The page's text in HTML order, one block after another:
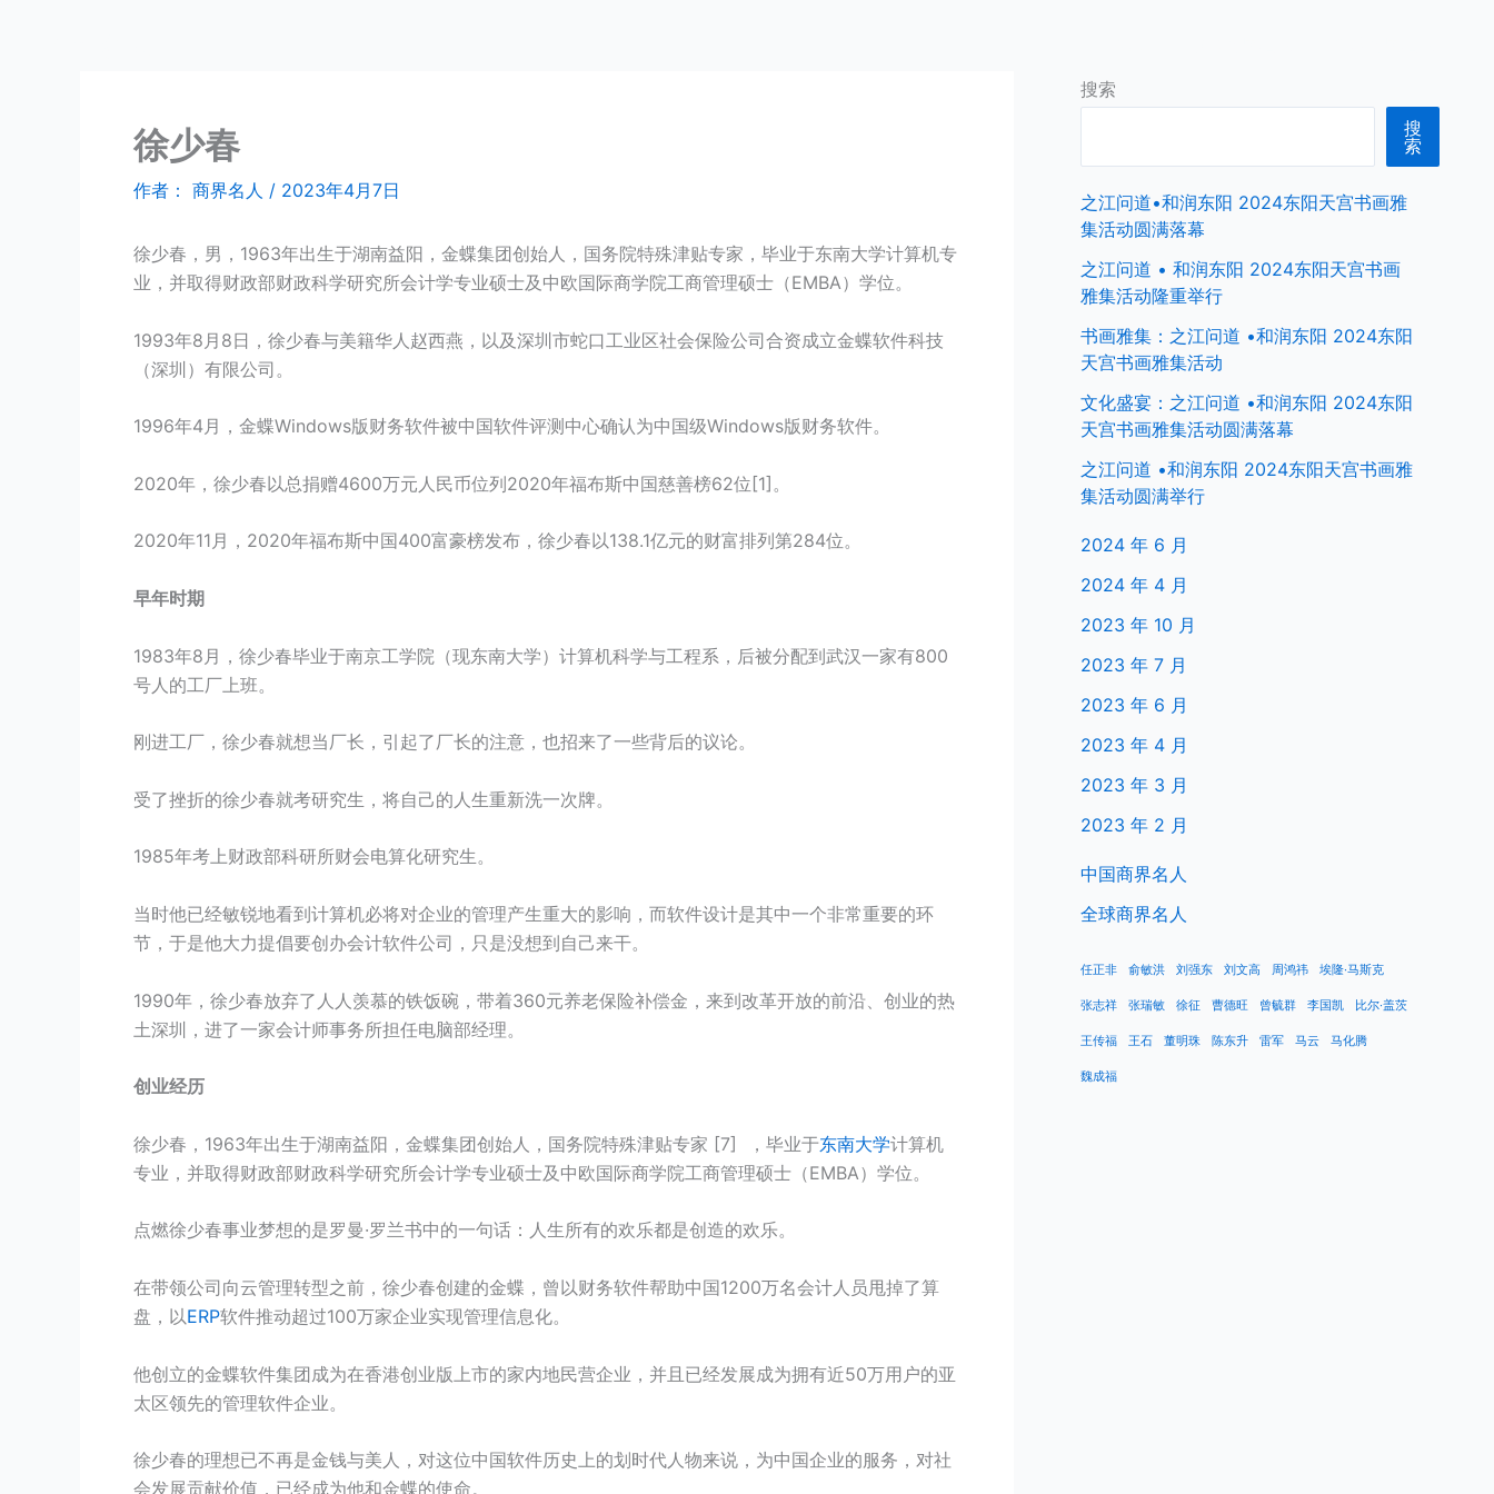
徐少春
作者： 商界名人 / 2023年4月7日
徐少春，男，1963年出生于湖南益阳，金蝶集团创始人，国务院特殊津贴专家，毕业于东南大学计算机专
业，并取得财政部财政科学研究所会计学专业硕士及中欧国际商学院工商管理硕士（EMBA）学位。
1993年8月8日，徐少春与美籍华人赵西燕，以及深圳市蛇口工业区社会保险公司合资成立金蝶软件科技
（深圳）有限公司。
1996年4月，金蝶Windows版财务软件被中国软件评测中心确认为中国级Windows版财务软件。
2020年，徐少春以总捐赠4600万元人民币位列2020年福布斯中国慈善榜62位[1]。
2020年11月，2020年福布斯中国400富豪榜发布，徐少春以138.1亿元的财富排列第284位。
早年时期
1983年8月，徐少春毕业于南京工学院（现东南大学）计算机科学与工程系，后被分配到武汉一家有800
号人的工厂上班。
刚进工厂，徐少春就想当厂长，引起了厂长的注意，也招来了一些背后的议论。
受了挫折的徐少春就考研究生，将自己的人生重新洗一次牌。
1985年考上财政部科研所财会电算化研究生。
当时他已经敏锐地看到计算机必将对企业的管理产生重大的影响，而软件设计是其中一个非常重要的环
节，于是他大力提倡要创办会计软件公司，只是没想到自己来干。
1990年，徐少春放弃了人人羡慕的铁饭碗，带着360元养老保险补偿金，来到改革开放的前沿、创业的热
土深圳，进了一家会计师事务所担任电脑部经理。
创业经历
徐少春，1963年出生于湖南益阳，金蝶集团创始人，国务院特殊津贴专家 [7] ，毕业于东南大学计算机
专业，并取得财政部财政科学研究所会计学专业硕士及中欧国际商学院工商管理硕士（EMBA）学位。
点燃徐少春事业梦想的是罗曼·罗兰书中的一句话：人生所有的欢乐都是创造的欢乐。
在带领公司向云管理转型之前，徐少春创建的金蝶，曾以财务软件帮助中国1200万名会计人员甩掉了算
盘，以ERP软件推动超过100万家企业实现管理信息化。
他创立的金蝶软件集团成为在香港创业版上市的家内地民营企业，并且已经发展成为拥有近50万用户的亚
太区领先的管理软件企业。
徐少春的理想已不再是金钱与美人，对这位中国软件历史上的划时代人物来说，为中国企业的服务，对社
会发展贡献价值，已经成为他和金蝶的使命。
搜索
搜
索
之江问道•和润东阳 2024东阳天宫书画雅
集活动圆满落幕
之江问道 • 和润东阳 2024东阳天宫书画
雅集活动隆重举行
书画雅集：之江问道 •和润东阳 2024东阳
天宫书画雅集活动
文化盛宴：之江问道 •和润东阳 2024东阳
天宫书画雅集活动圆满落幕
之江问道 •和润东阳 2024东阳天宫书画雅
集活动圆满举行
2024 年 6 月
2024 年 4 月
2023 年 10 月
2023 年 7 月
2023 年 6 月
2023 年 4 月
2023 年 3 月
2023 年 2 月
中国商界名人
全球商界名人
任正非 俞敏洪 刘强东 刘文高 周鸿祎 埃隆·马斯克
张志祥 张瑞敏 徐征 曹德旺 曾毓群 李国凯 比尔·盖茨
王传福 王石 董明珠 陈东升 雷军 马云 马化腾
魏成福